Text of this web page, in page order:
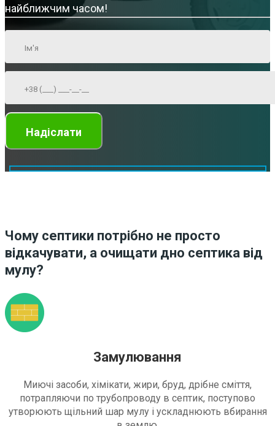
найближчим часом!
Чому септики потрібно не просто
відкачувати, а очищати дно септика від
мулу?
Замулювання
Миючі засоби, хімікати, жири, бруд, дрібне сміття,
потрапляючи по трубопроводу в септик, поступово
утворюють щільний шар мулу і ускладнюють вбирання